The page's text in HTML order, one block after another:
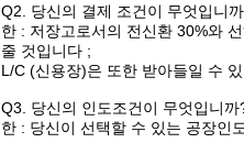
Q2. 당신의 결제 조건이 무엇입니
한 : 저장고로서의 전신환 30%와
줄 것입니다 ;
L/C (신용장)은 또한 받아들일 수 있
Q3. 당신의 인도조건이 무엇입니까
한 : 당신이 선택할 수 있는 공장인